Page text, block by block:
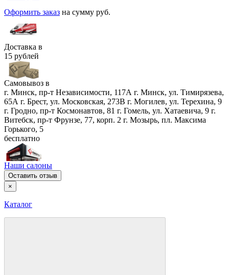
Оформить заказ на сумму руб.
Доставка в
15 рублей
Самовывоз в
г. Минск, пр-т Независимости, 117А г. Минск, ул. Тимирязева,
65А г. Брест, ул. Московская, 273В г. Могилев, ул. Терехина, 9
г. Гродно, пр-т Космонавтов, 81 г. Гомель, ул. Хатаевича, 9 г.
Витебск, пр-т Фрунзе, 77, корп. 2 г. Мозырь, пл. Максима
Горького, 5
бесплатно
Наши салоны
Оставить отзыв
×
Каталог